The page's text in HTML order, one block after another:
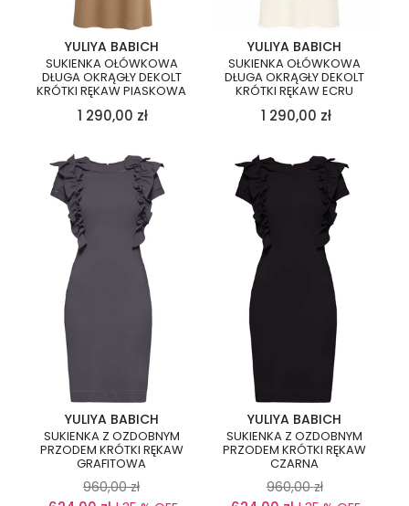
YULIYA BABICH
SUKIENKA OŁÓWKOWA
DŁUGA OKRĄGŁY DEKOLT
KRÓTKI RĘKAW PIASKOWA
1 290,00 zł
YULIYA BABICH
SUKIENKA OŁÓWKOWA
DŁUGA OKRĄGŁY DEKOLT
KRÓTKI RĘKAW ECRU
1 290,00 zł
YULIYA BABICH
SUKIENKA Z OZDOBNYM
PRZODEM KRÓTKI RĘKAW
GRAFITOWA
960,00 zł
YULIYA BABICH
SUKIENKA Z OZDOBNYM
PRZODEM KRÓTKI RĘKAW
CZARNA
960,00 zł